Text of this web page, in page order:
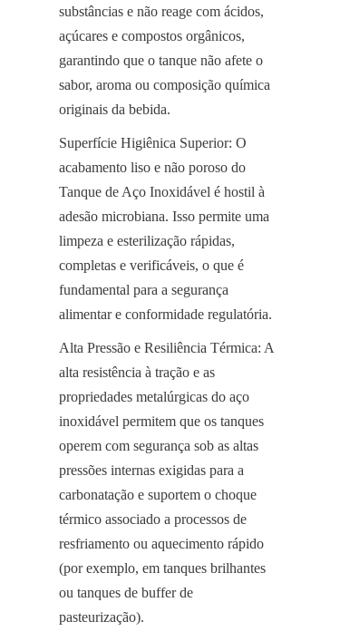
substâncias e não reage com ácidos,
açúcares e compostos orgânicos,
garantindo que o tanque não afete o
sabor, aroma ou composição química
originais da bebida.
Superfície Higiênica Superior: O
acabamento liso e não poroso do
Tanque de Aço Inoxidável é hostil à
adesão microbiana. Isso permite uma
limpeza e esterilização rápidas,
completas e verificáveis, o que é
fundamental para a segurança
alimentar e conformidade regulatória.
Alta Pressão e Resiliência Térmica: A
alta resistência à tração e as
propriedades metalúrgicas do aço
inoxidável permitem que os tanques
operem com segurança sob as altas
pressões internas exigidas para a
carbonatação e suportem o choque
térmico associado a processos de
resfriamento ou aquecimento rápido
(por exemplo, em tanques brilhantes
ou tanques de buffer de
pasteurização).